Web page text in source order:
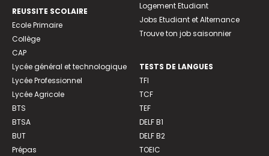
REUSSITE SCOLAIRE
Ecole Primaire
Collège
CAP
Lycée général et technologique
Lycée Professionnel
Lycée Agricole
BTS
BTSA
BUT
Prépas
Logement Etudiant
Jobs Etudiant et Alternance
Trouve ton job saisonnier
TESTS DE LANGUES
TFI
TCF
TEF
DELF B1
DELF B2
TOEIC